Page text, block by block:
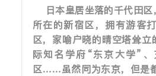
日本皇居坐落的千代田区
所在的新宿区，拥有游客
区，家喻户晓的晴空塔耸
际知名学府“东京大学”
区……虽然同为东京，但是